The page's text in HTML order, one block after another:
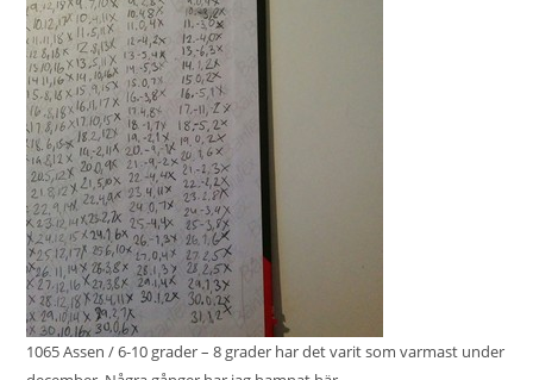
1065 Assen / 6-10 grader – 8 grader har det varit som varmast under